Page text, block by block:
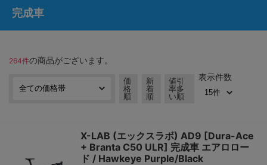
完成車
264件の商品がございます。
価
格
順
新
着
順
値引
率多
い順
表示件数
X-LAB (エックスラボ) AD9 [Dura-Ace
+ Branta C50 ULR] 完成車 エアロロー
ド / Hawkeye Purple/Black